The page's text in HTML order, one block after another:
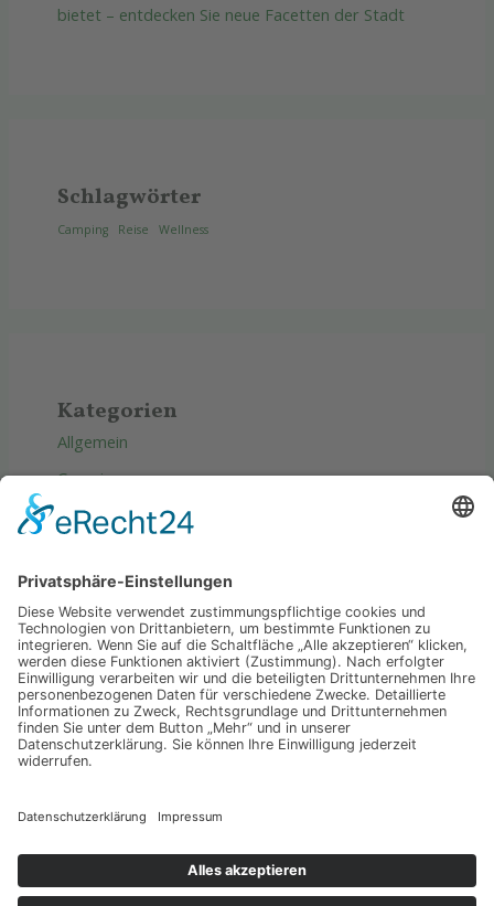
bietet – entdecken Sie neue Facetten der Stadt
Schlagwörter
Camping Reise Wellness
Kategorien
Allgemein
Camping
Produkte
Tipps & Tricks
Wellness
Copyright © 2026 Wasser Erde luft
Datenschutz